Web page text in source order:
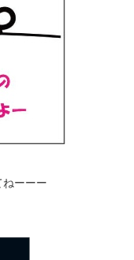
ーーー